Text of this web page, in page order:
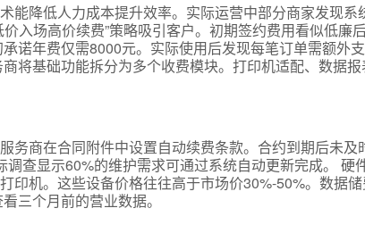
能降低人力成本提升效率。实际运营中部分商家发现系
入场高价续费”策略吸引客户。初期签约费用看似低廉
诺年费仅需8000元。实际使用后发现每笔订单需额外
将基础功能拆分为多个收费模块。打印机适配、数据
务商在合同附件中设置自动续费条款。合约到期后未及
查显示60%的维护需求可通过系统自动更新完成。 硬
印机。这些设备价格往往高于市场价30%-50%。数据
三个月前的营业数据。